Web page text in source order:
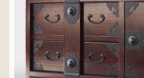
・配送についての詳細は、こちら→
【送料を確認
お届け先、送料ランクを選択す
示されます。